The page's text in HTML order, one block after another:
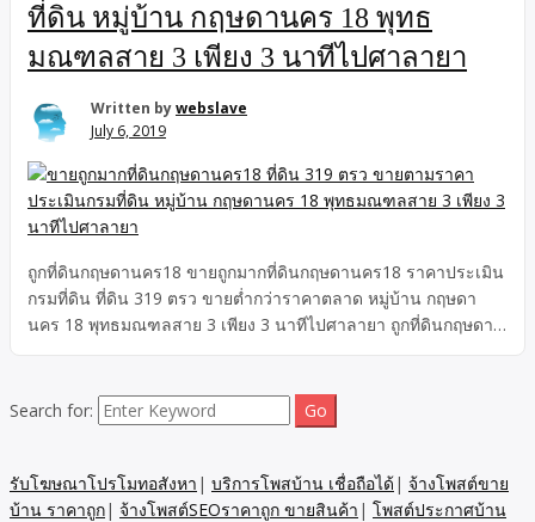
ที่ดิน หมู่บ้าน กฤษดานคร 18 พุทธ
มณฑลสาย 3 เพียง 3 นาทีไปศาลายา
Written bywebslave
July 6, 2019
ถูกที่ดินกฤษดานคร18 ขายถูกมากที่ดินกฤษดานคร18 ราคาประเมิน
กรมที่ดิน ที่ดิน 319 ตรว ขายต่ำกว่าราคาตลาด หมู่บ้าน กฤษดา
นคร 18 พุทธมณฑลสาย 3 เพียง 3 นาทีไปศาลายา ถูกที่ดินกฤษดา
ตาม ราคาประเมินกรมที่ดิน หมู่บ้าน กฤษดานคร 18 พุทธมณฑล
สาย 3 ทำเลดีมาก เพียง 3 นาทีไปศาลายา เหมาะสร้างบ้าน ขาย
Search for:
รับโฆษณาโปรโมทอสังหา | บริการโพสบ้าน เชื่อถือได้| จ้างโพสต์ขาย
บ้าน ราคาถูก| จ้างโพสต์SEOราคาถูก ขายสินค้า | โพสต์ประกาศบ้าน